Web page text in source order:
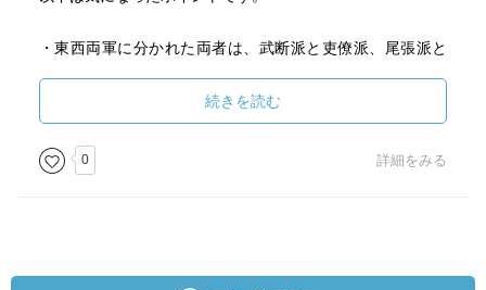
白くおススメです。
・東西両軍に分かれた両者は、武断派と吏僚派、尾張派と
おける前線と後方、統制される側とする側という立場の違
いに起因する（ｐ１９）
・五大老の中の、家康と利家は別格、財務は五奉行が彼等
続きを読む
0 詳細をみる